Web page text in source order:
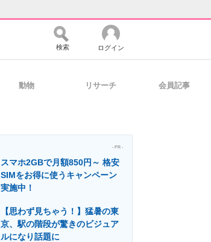
マーケ×ITの今がよく分かる
検索 ログイン
動物 リサーチ 会員記事
- PR -
スマホ2GBで月額850円～ 格安
SIMをお得に使うキャンペーン
実施中！
【思わず見ちゃう！】猛暑の東
京、駅の階段が驚きのビジュア
ルになり話題に